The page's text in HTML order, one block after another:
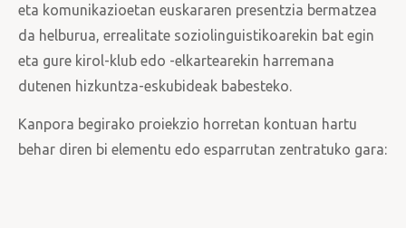
eta komunikazioetan euskararen presentzia bermatzea
da helburua, errealitate soziolinguistikoarekin bat egin
eta gure kirol-klub edo -elkartearekin harremana
dutenen hizkuntza-eskubideak babesteko.
Kanpora begirako proiekzio horretan kontuan hartu
behar diren bi elementu edo esparrutan zentratuko gara: